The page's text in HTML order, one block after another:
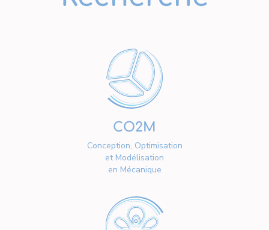
CO2M
Conception, Optimisation
et Modélisation
en Mécanique